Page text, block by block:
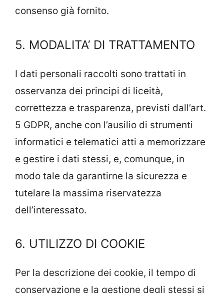
consenso già fornito.
5. MODALITA’ DI TRATTAMENTO
I dati personali raccolti sono trattati in
osservanza dei principi di liceità,
correttezza e trasparenza, previsti dall’art.
5 GDPR, anche con l’ausilio di strumenti
informatici e telematici atti a memorizzare
e gestire i dati stessi, e, comunque, in
modo tale da garantirne la sicurezza e
tutelare la massima riservatezza
dell’interessato.
6. UTILIZZO DI COOKIE
Per la descrizione dei cookie, il tempo di
conservazione e la gestione degli stessi si